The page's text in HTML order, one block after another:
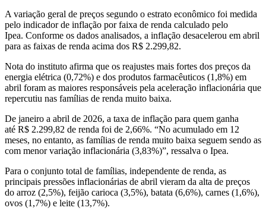
A variação geral de preços segundo o estrato econômico foi medida
pelo indicador de inflação por faixa de renda calculado pelo
Ipea. Conforme os dados analisados, a inflação desacelerou em abril
para as faixas de renda acima dos R$ 2.299,82.
Nota do instituto afirma que os reajustes mais fortes dos preços da
energia elétrica (0,72%) e dos produtos farmacêuticos (1,8%) em
abril foram as maiores responsáveis pela aceleração inflacionária que
repercutiu nas famílias de renda muito baixa.
De janeiro a abril de 2026, a taxa de inflação para quem ganha
até R$ 2.299,82 de renda foi de 2,66%. “No acumulado em 12
meses, no entanto, as famílias de renda muito baixa seguem sendo as
com menor variação inflacionária (3,83%)”, ressalva o Ipea.
Para o conjunto total de famílias, independente de renda, as
principais pressões inflacionárias de abril vieram da alta de preços
do arroz (2,5%), feijão carioca (3,5%), batata (6,6%), carnes (1,6%),
ovos (1,7%) e leite (13,7%).